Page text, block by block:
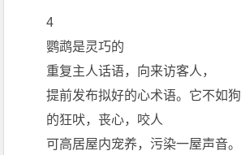
4
鹦鹉是灵巧的
重复主人话语，向来访客人，
提前发布拟好的心术语。它不如狗
的狂吠，丧心，咬人
可高居屋内宠养，污染一屋声音。